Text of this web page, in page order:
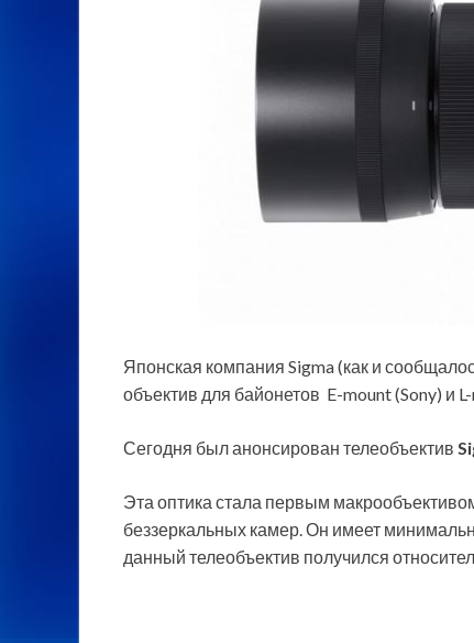
Японская компания Sigma (как и
объектив для байонетов E-mount (Sony) и
Сегодня был анонсирован телеобъектив
Эта оптика стала первым
беззеркальных камер. Он имеет
данный телеобъектив получился